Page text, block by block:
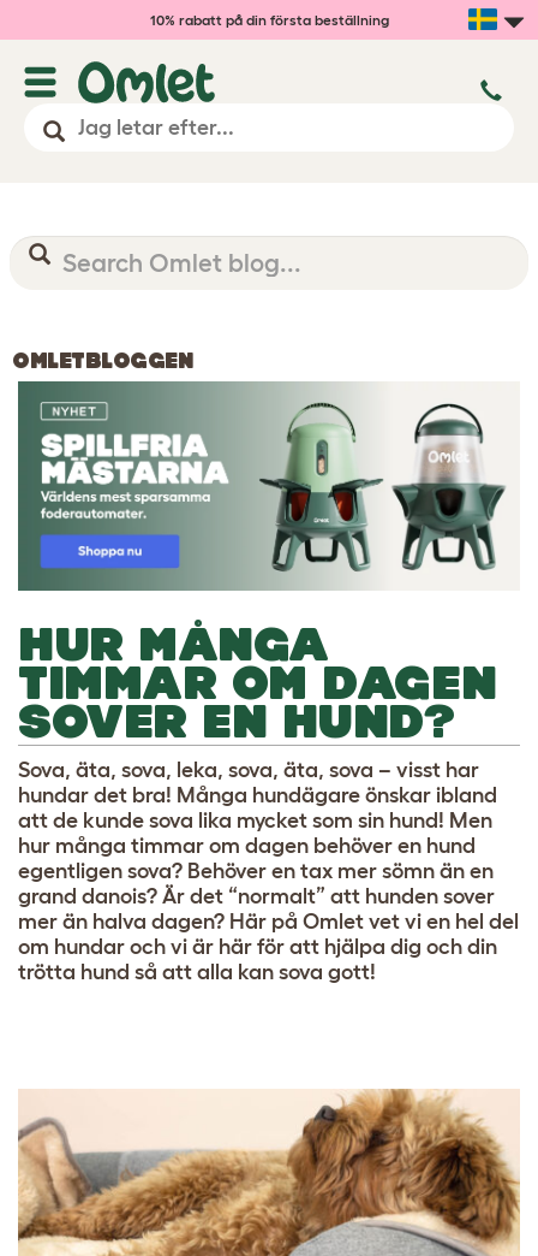
10% rabatt på din första beställning
OMLETBLOGGEN
HUR MÅNGA
TIMMAR OM DAGEN
SOVER EN HUND?
Sova, äta, sova, leka, sova, äta, sova – visst har
hundar det bra! Många hundägare önskar ibland
att de kunde sova lika mycket som sin hund! Men
hur många timmar om dagen behöver en hund
egentligen sova? Behöver en tax mer sömn än en
grand danois? Är det “normalt” att hunden sover
mer än halva dagen? Här på Omlet vet vi en hel del
om hundar och vi är här för att hjälpa dig och din
trötta hund så att alla kan sova gott!